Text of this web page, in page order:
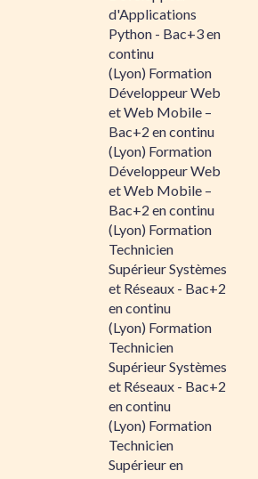
d'Applications
Python - Bac+3 en
continu
(Lyon) Formation
Développeur Web
et Web Mobile –
Bac+2 en continu
(Lyon) Formation
Développeur Web
et Web Mobile –
Bac+2 en continu
(Lyon) Formation
Technicien
Supérieur Systèmes
et Réseaux - Bac+2
en continu
(Lyon) Formation
Technicien
Supérieur Systèmes
et Réseaux - Bac+2
en continu
(Lyon) Formation
Technicien
Supérieur en